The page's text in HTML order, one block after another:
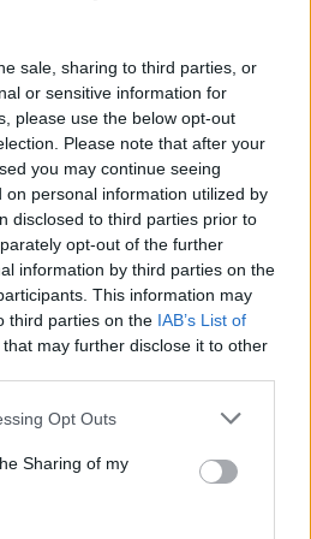
sale, sharing to third parties, or
or sensitive information for
please use the below opt-out
Please note that after your
you may continue seeing
on personal information utilized by
disclosed to third parties prior to
opt-out of the further
information by third parties on the
This information may
third parties on the IAB’s List of
that may further disclose it to other
Opt Outs
Sharing of my
Kinguin - Inferno
ataki ze strony graczy
udało im się idealnie wejść w
aż siedem rund z rzędu. W
Teamu Kinguin udało
był to popis z ich strony, lecz
rywali. Do końca pierwszej
nie zmieniła się - stracili oni
przerywając dobrą passę
zamianie stron. Tam udało
nożowej, AGO Gaming mógł